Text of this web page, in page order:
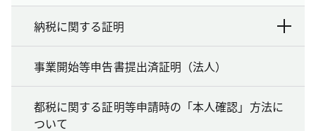
納税に関する証明
事業開始等申告書提出済証明（法人）
都税に関する証明等申請時の「本人確認」方法に
ついて